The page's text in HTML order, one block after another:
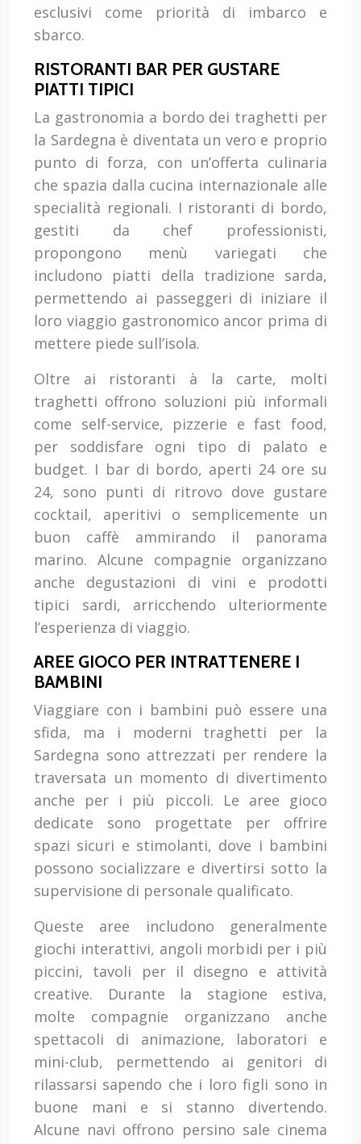
esclusivi come priorità di imbarco e
sbarco.
RISTORANTI BAR PER GUSTARE
PIATTI TIPICI
La gastronomia a bordo dei traghetti per
la Sardegna è diventata un vero e proprio
punto di forza, con un’offerta culinaria
che spazia dalla cucina internazionale alle
specialità regionali. I ristoranti di bordo,
gestiti da chef professionisti,
propongono menù variegati che
includono piatti della tradizione sarda,
permettendo ai passeggeri di iniziare il
loro viaggio gastronomico ancor prima di
mettere piede sull’isola.
Oltre ai ristoranti à la carte, molti
traghetti offrono soluzioni più informali
come self-service, pizzerie e fast food,
per soddisfare ogni tipo di palato e
budget. I bar di bordo, aperti 24 ore su
24, sono punti di ritrovo dove gustare
cocktail, aperitivi o semplicemente un
buon caffè ammirando il panorama
marino. Alcune compagnie organizzano
anche degustazioni di vini e prodotti
tipici sardi, arricchendo ulteriormente
l’esperienza di viaggio.
AREE GIOCO PER INTRATTENERE I
BAMBINI
Viaggiare con i bambini può essere una
sfida, ma i moderni traghetti per la
Sardegna sono attrezzati per rendere la
traversata un momento di divertimento
anche per i più piccoli. Le aree gioco
dedicate sono progettate per offrire
spazi sicuri e stimolanti, dove i bambini
possono socializzare e divertirsi sotto la
supervisione di personale qualificato.
Queste aree includono generalmente
giochi interattivi, angoli morbidi per i più
piccini, tavoli per il disegno e attività
creative. Durante la stagione estiva,
molte compagnie organizzano anche
spettacoli di animazione, laboratori e
mini-club, permettendo ai genitori di
rilassarsi sapendo che i loro figli sono in
buone mani e si stanno divertendo.
Alcune navi offrono persino sale cinema